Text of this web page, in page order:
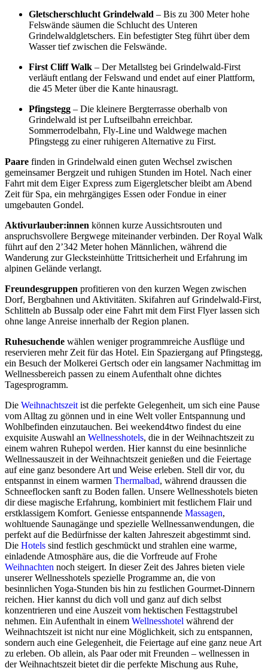
Gletscherschlucht Grindelwald – Bis zu 300 Meter hohe
Felswände säumen die Schlucht des Unteren
Grindelwaldgletschers. Ein befestigter Steg führt über dem
Wasser tief zwischen die Felswände.
First Cliff Walk – Der Metallsteg bei Grindelwald-First
verläuft entlang der Felswand und endet auf einer Plattform,
die 45 Meter über die Kante hinausragt.
Pfingstegg – Die kleinere Bergterrasse oberhalb von
Grindelwald ist per Luftseilbahn erreichbar.
Sommerrodelbahn, Fly-Line und Waldwege machen
Pfingstegg zu einer ruhigeren Alternative zu First.
Paare finden in Grindelwald einen guten Wechsel zwischen
gemeinsamer Bergzeit und ruhigen Stunden im Hotel. Nach einer
Fahrt mit dem Eiger Express zum Eigergletscher bleibt am Abend
Zeit für Spa, ein mehrgängiges Essen oder Fondue in einer
umgebauten Gondel.
Aktivurlauber:innen können kurze Aussichtsrouten und
anspruchsvollere Bergwege miteinander verbinden. Der Royal Walk
führt auf den 2’342 Meter hohen Männlichen, während die
Wanderung zur Glecksteinhütte Trittsicherheit und Erfahrung im
alpinen Gelände verlangt.
Freundesgruppen profitieren von den kurzen Wegen zwischen
Dorf, Bergbahnen und Aktivitäten. Skifahren auf Grindelwald-First,
Schlitteln ab Bussalp oder eine Fahrt mit dem First Flyer lassen sich
ohne lange Anreise innerhalb der Region planen.
Ruhesuchende wählen weniger programmreiche Ausflüge und
reservieren mehr Zeit für das Hotel. Ein Spaziergang auf Pfingstegg,
ein Besuch der Molkerei Gertsch oder ein langsamer Nachmittag im
Wellnessbereich passen zu einem Aufenthalt ohne dichtes
Tagesprogramm.
Die Weihnachtszeit ist die perfekte Gelegenheit, um sich eine Pause
vom Alltag zu gönnen und in eine Welt voller Entspannung und
Wohlbefinden einzutauchen. Bei weekend4two findest du eine
exquisite Auswahl an Wellnesshotels, die in der Weihnachtszeit zu
einem wahren Ruhepol werden. Hier kannst du eine besinnliche
Wellnessauszeit in der Weihnachtszeit genießen und die Feiertage
auf eine ganz besondere Art und Weise erleben. Stell dir vor, du
entspannst in einem warmen Thermalbad, während draussen die
Schneeflocken sanft zu Boden fallen. Unsere Wellnesshotels bieten
dir diese magische Erfahrung, kombiniert mit festlichem Flair und
erstklassigem Komfort. Geniesse entspannende Massagen,
wohltuende Saunagänge und spezielle Wellnessanwendungen, die
perfekt auf die Bedürfnisse der kalten Jahreszeit abgestimmt sind.
Die Hotels sind festlich geschmückt und strahlen eine warme,
einladende Atmosphäre aus, die die Vorfreude auf Frohe
Weihnachten noch steigert. In dieser Zeit des Jahres bieten viele
unserer Wellnesshotels spezielle Programme an, die von
besinnlichen Yoga-Stunden bis hin zu festlichen Gourmet-Dinnern
reichen. Hier kannst du dich voll und ganz auf dich selbst
konzentrieren und eine Auszeit vom hektischen Festtagstrubel
nehmen. Ein Aufenthalt in einem Wellnesshotel während der
Weihnachtszeit ist nicht nur eine Möglichkeit, sich zu entspannen,
sondern auch eine Gelegenheit, die Feiertage auf eine ganz neue Art
zu erleben. Ob allein, als Paar oder mit Freunden – wellnessen in
der Weihnachtszeit bietet dir die perfekte Mischung aus Ruhe,